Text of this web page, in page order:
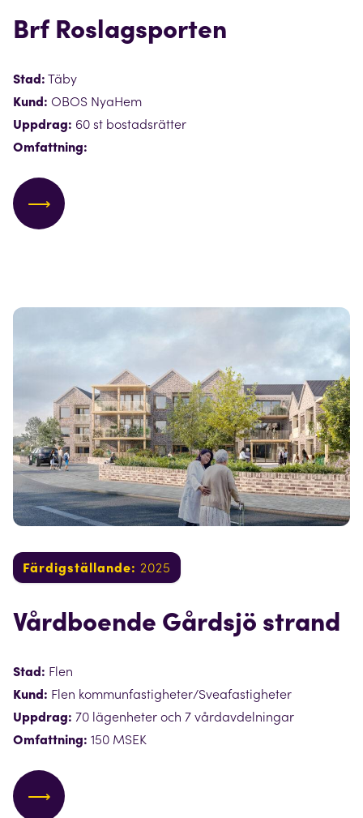
Brf Roslagsporten
Stad: Täby
Kund: OBOS NyaHem
Uppdrag: 60 st bostadsrätter
Omfattning:
⟶
Färdigställande: 2025
Vårdboende Gårdsjö strand
Stad: Flen
Kund: Flen kommunfastigheter/Sveafastigheter
Uppdrag: 70 lägenheter och 7 vårdavdelningar
Omfattning: 150 MSEK
⟶